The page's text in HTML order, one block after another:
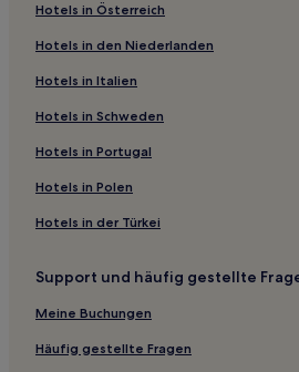
Luxus nahe Via Nazionale
Hotels mit Fitnessbereich nahe Via
Boutique- nahe Via Nazionale
Familien nahe Via Nazionale
Hotels mit inbegriffenem Frühstück
Boutique- nahe Via del Tritone
Hotels mit Pool in Latium
Familien in Latium
Haustierfreundliche in Latium
Haustierfreundliche in San Lorenzo
Hotels in Österreich
Hotels in den Niederlanden
Hotels in Italien
Hotels in Schweden
Hotels in Portugal
Hotels in Polen
Hotels in der Türkei
Support und häufig gestellte
Meine Buchungen
Häufig gestellte Fragen